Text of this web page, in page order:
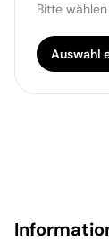
Bitte
Auswahl